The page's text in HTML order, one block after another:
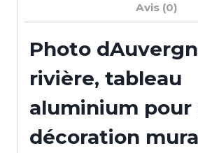
Avis (0)
Photo
rivière, tableau
aluminium pour
décoration